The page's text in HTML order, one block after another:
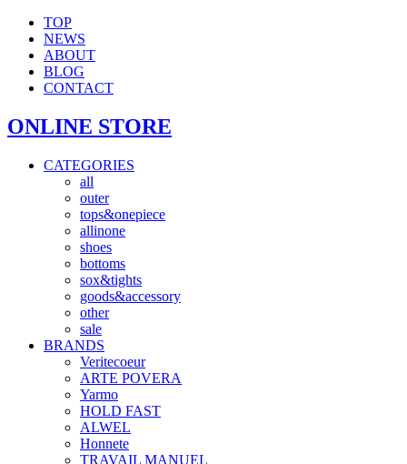
TOP
NEWS
ABOUT
BLOG
CONTACT
ONLINE STORE
CATEGORIES
all
outer
tops&onepiece
allinone
shoes
bottoms
sox&tights
goods&accessory
other
sale
BRANDS
Veritecoeur
ARTE POVERA
Yarmo
HOLD FAST
ALWEL
Honnete
TRAVAIL MANUEL